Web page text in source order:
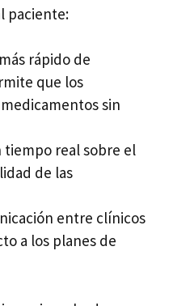
paciente:
rápido de
que los
sin
tiempo real sobre el
de las
entre clínicos
a los planes de